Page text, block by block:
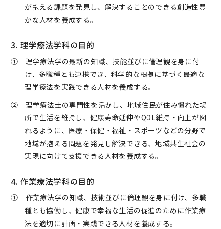
が抱える課題を発見し、解決することのできる創造性豊
かな人材を養成する。
3. 理学療法学科の目的
① 理学療法学の最新の知識、技能並びに倫理観を身に付
け、多職種とも連携でき、科学的な根拠に基づく最適な
理学療法を実践できる人材を養成する。
② 理学療法士の専門性を活かし、地域住民が住み慣れた場
所で生活を維持し、健康寿命延伸やQOL維持・向上が図
れるように、医療・保健・福祉・スポーツなどの分野で
地域が抱える問題を発見し解決できる、地域共生社会の
実現に向けて支援できる人材を養成する。
4. 作業療法学科の目的
① 作業療法学の知識、技術並びに倫理観を身に付け、多職
種とも協働し、健康で幸福な生活の促進のために作業療
法を適切に計画・実践できる人材を養成する。